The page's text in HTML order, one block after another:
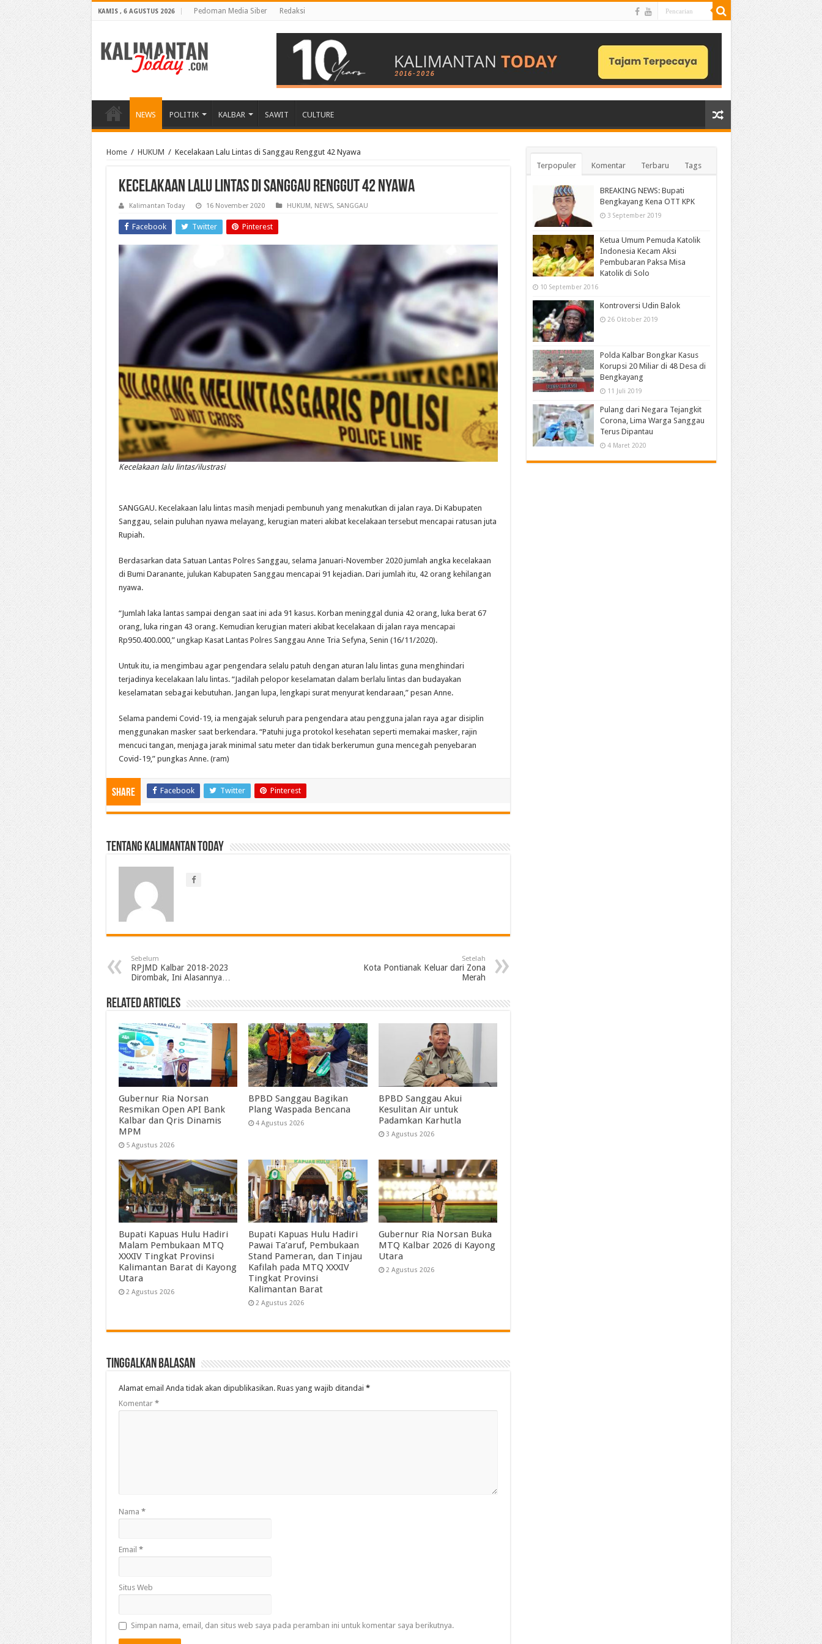
KAMIS , 6 AGUSTUS 2026 Pedoman Media Siber Redaksi
NEWS POLITIK KALBAR SAWIT CULTURE
Home / HUKUM / Kecelakaan Lalu Lintas di Sanggau Renggut 42 Nyawa
Kecelakaan Lalu Lintas di Sanggau Renggut 42 Nyawa
Kalimantan Today 16 November 2020 HUKUM, NEWS, SANGGAU
Facebook Twitter Pinterest
Kecelakaan lalu lintas/ilustrasi
SANGGAU. Kecelakaan lalu lintas masih menjadi pembunuh yang menakutkan di jalan raya. Di Kabupaten
Sanggau, selain puluhan nyawa melayang, kerugian materi akibat kecelakaan tersebut mencapai ratusan juta
Rupiah.
Berdasarkan data Satuan Lantas Polres Sanggau, selama Januari-November 2020 jumlah angka kecelakaan
di Bumi Daranante, julukan Kabupaten Sanggau mencapai 91 kejadian. Dari jumlah itu, 42 orang kehilangan
nyawa.
“Jumlah laka lantas sampai dengan saat ini ada 91 kasus. Korban meninggal dunia 42 orang, luka berat 67
orang, luka ringan 43 orang. Kemudian kerugian materi akibat kecelakaan di jalan raya mencapai
Rp950.400.000,” ungkap Kasat Lantas Polres Sanggau Anne Tria Sefyna, Senin (16/11/2020).
Untuk itu, ia mengimbau agar pengendara selalu patuh dengan aturan lalu lintas guna menghindari
terjadinya kecelakaan lalu lintas. “Jadilah pelopor keselamatan dalam berlalu lintas dan budayakan
keselamatan sebagai kebutuhan. Jangan lupa, lengkapi surat menyurat kendaraan,” pesan Anne.
Selama pandemi Covid-19, ia mengajak seluruh para pengendara atau pengguna jalan raya agar disiplin
menggunakan masker saat berkendara. “Patuhi juga protokol kesehatan seperti memakai masker, rajin
mencuci tangan, menjaga jarak minimal satu meter dan tidak berkerumun guna mencegah penyebaran
Covid-19,” pungkas Anne. (ram)
Share Facebook Twitter Pinterest
Tentang Kalimantan Today
Sebelum
RPJMD Kalbar 2018-2023
Dirombak, Ini Alasannya…
Setelah
Kota Pontianak Keluar dari Zona
Merah
Related Articles
Gubernur Ria Norsan
Resmikan Open API Bank
Kalbar dan Qris Dinamis
MPM
5 Agustus 2026
BPBD Sanggau Bagikan
Plang Waspada Bencana
4 Agustus 2026
BPBD Sanggau Akui
Kesulitan Air untuk
Padamkan Karhutla
3 Agustus 2026
Bupati Kapuas Hulu Hadiri
Malam Pembukaan MTQ
XXXIV Tingkat Provinsi
Kalimantan Barat di Kayong
Utara
2 Agustus 2026
Bupati Kapuas Hulu Hadiri
Pawai Ta’aruf, Pembukaan
Stand Pameran, dan Tinjau
Kafilah pada MTQ XXXIV
Tingkat Provinsi
Kalimantan Barat
2 Agustus 2026
Gubernur Ria Norsan Buka
MTQ Kalbar 2026 di Kayong
Utara
2 Agustus 2026
Tinggalkan Balasan
Alamat email Anda tidak akan dipublikasikan. Ruas yang wajib ditandai *
Komentar *
Nama *
Email *
Situs Web
Simpan nama, email, dan situs web saya pada peramban ini untuk komentar saya berikutnya.
Terpopuler Komentar Terbaru Tags
BREAKING NEWS: Bupati
Bengkayang Kena OTT KPK
3 September 2019
Ketua Umum Pemuda Katolik
Indonesia Kecam Aksi
Pembubaran Paksa Misa
Katolik di Solo
10 September 2016
Kontroversi Udin Balok
26 Oktober 2019
Polda Kalbar Bongkar Kasus
Korupsi 20 Miliar di 48 Desa di
Bengkayang
11 Juli 2019
Pulang dari Negara Tejangkit
Corona, Lima Warga Sanggau
Terus Dipantau
4 Maret 2020